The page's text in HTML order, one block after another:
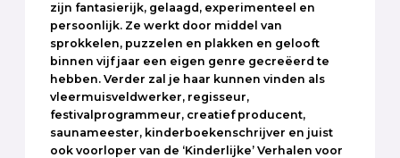
zijn fantasierijk, gelaagd, experimenteel en
persoonlijk. Ze werkt door middel van
sprokkelen, puzzelen en plakken en gelooft
binnen vijf jaar een eigen genre gecreëerd te
hebben. Verder zal je haar kunnen vinden als
vleermuisveldwerker, regisseur,
festivalprogrammeur, creatief producent,
saunameester, kinderboekenschrijver en juist
ook voorloper van de ‘Kinderlijke’ Verhalen voor